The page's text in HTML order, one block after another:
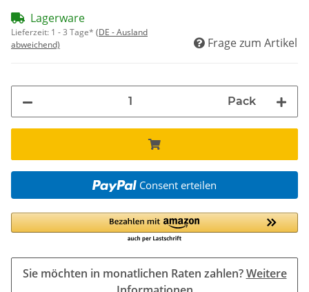
Lagerware
Lieferzeit: 1 - 3 Tage* (DE - Ausland
abweichend)
Frage zum Artikel
Pack
Consent erteilen
Sie möchten in monatlichen Raten zahlen?Weitere